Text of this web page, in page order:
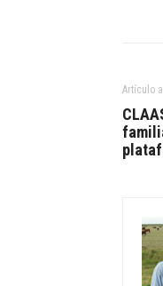
Artículo